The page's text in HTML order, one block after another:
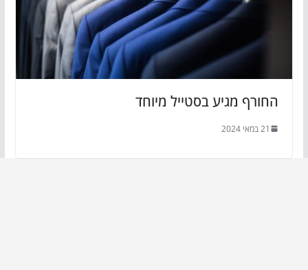
החורף מגיע בסטייל מיוחד
21 במאי 2024